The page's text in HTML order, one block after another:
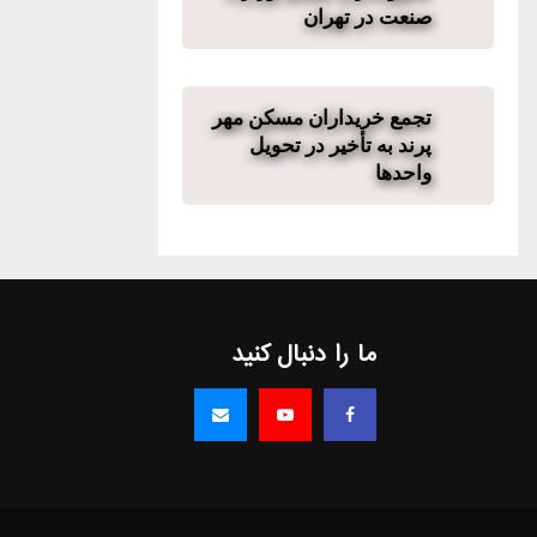
صنعت در تهران
تجمع خریداران مسکن مهر
پرند به تأخیر در تحویل
واحدها
ما را دنبال کنید